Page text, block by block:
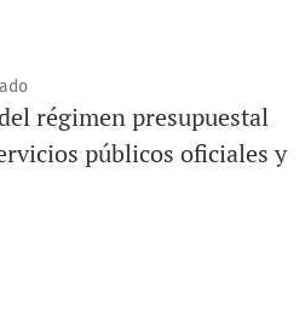
régimen presupuestal
públicos oficiales y